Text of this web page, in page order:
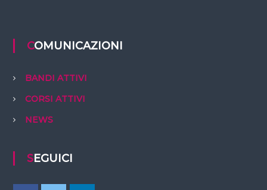
COMUNICAZIONI
BANDI ATTIVI
CORSI ATTIVI
NEWS
SEGUICI